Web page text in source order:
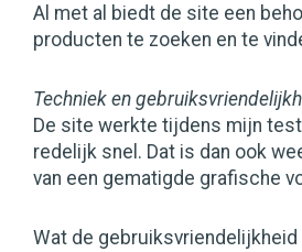
Al met al biedt de site een
producten te zoeken en te
Techniek en
De site werkte tijdens mijn
redelijk snel. Dat is dan ook
van een gematigde grafische
Wat de